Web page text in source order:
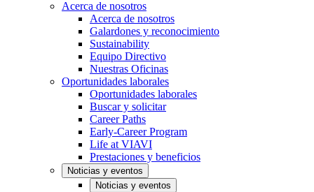
Acerca de nosotros
Acerca de nosotros
Galardones y reconocimiento
Sustainability
Equipo Directivo
Nuestras Oficinas
Oportunidades laborales
Oportunidades laborales
Buscar y solicitar
Career Paths
Early-Career Program
Life at VIAVI
Prestaciones y beneficios
Noticias y eventos
Noticias y eventos